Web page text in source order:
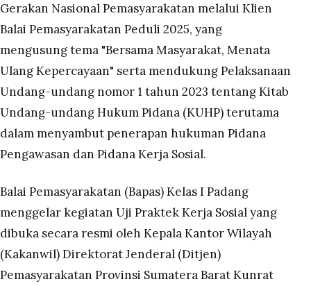
Gerakan Nasional Pemasyarakatan melalui Klien
Balai Pemasyarakatan Peduli 2025, yang
mengusung tema "Bersama Masyarakat, Menata
Ulang Kepercayaan" serta mendukung Pelaksanaan
Undang-undang nomor 1 tahun 2023 tentang Kitab
Undang-undang Hukum Pidana (KUHP) terutama
dalam menyambut penerapan hukuman Pidana
Pengawasan dan Pidana Kerja Sosial.
Balai Pemasyarakatan (Bapas) Kelas I Padang
menggelar kegiatan Uji Praktek Kerja Sosial yang
dibuka secara resmi oleh Kepala Kantor Wilayah
(Kakanwil) Direktorat Jenderal (Ditjen)
Pemasyarakatan Provinsi Sumatera Barat Kunrat